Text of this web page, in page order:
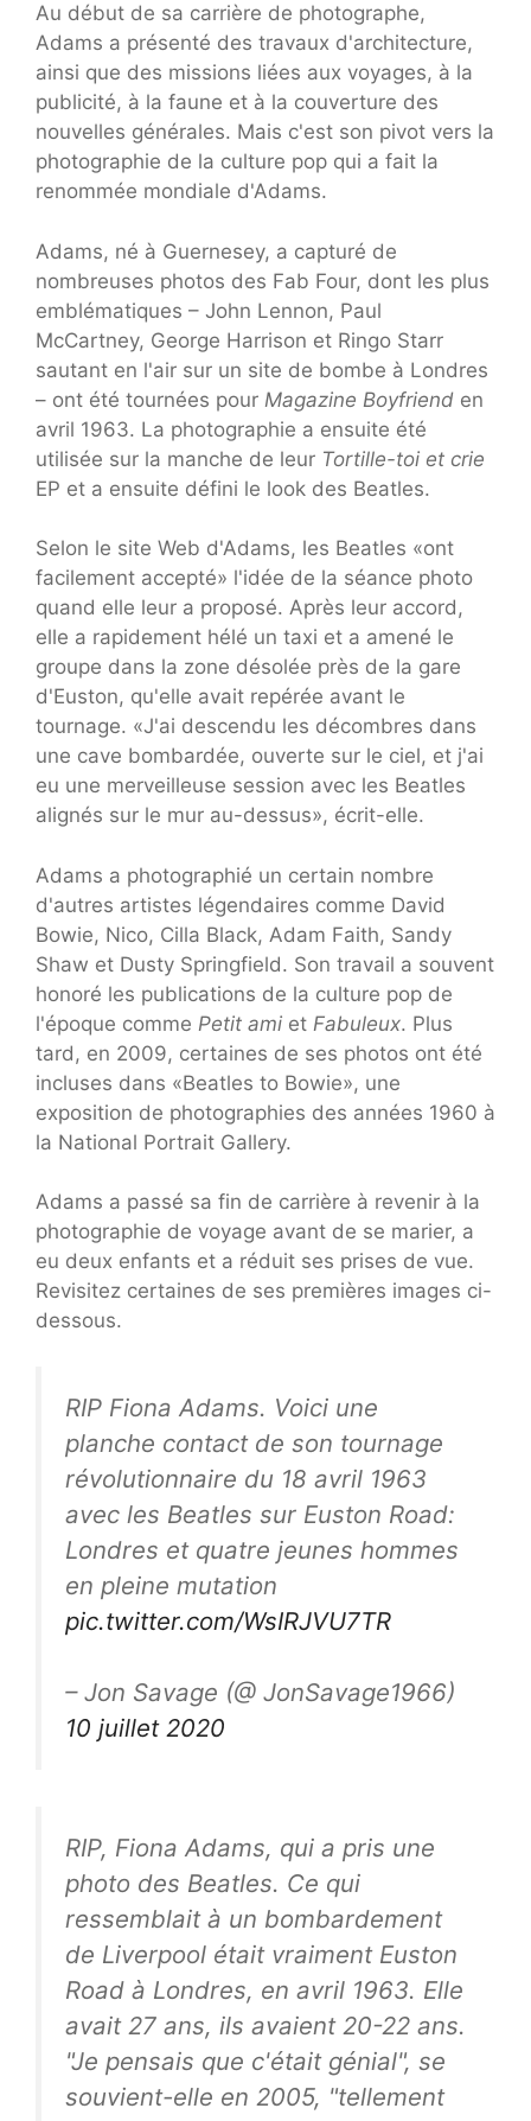
Au début de sa carrière de photographe,
Adams a présenté des travaux d'architecture,
ainsi que des missions liées aux voyages, à la
publicité, à la faune et à la couverture des
nouvelles générales. Mais c'est son pivot vers la
photographie de la culture pop qui a fait la
renommée mondiale d'Adams.
Adams, né à Guernesey, a capturé de
nombreuses photos des Fab Four, dont les plus
emblématiques – John Lennon, Paul
McCartney, George Harrison et Ringo Starr
sautant en l'air sur un site de bombe à Londres
– ont été tournées pour Magazine Boyfriend en
avril 1963. La photographie a ensuite été
utilisée sur la manche de leur Tortille-toi et crie
EP et a ensuite défini le look des Beatles.
Selon le site Web d'Adams, les Beatles «ont
facilement accepté» l'idée de la séance photo
quand elle leur a proposé. Après leur accord,
elle a rapidement hélé un taxi et a amené le
groupe dans la zone désolée près de la gare
d'Euston, qu'elle avait repérée avant le
tournage. «J'ai descendu les décombres dans
une cave bombardée, ouverte sur le ciel, et j'ai
eu une merveilleuse session avec les Beatles
alignés sur le mur au-dessus», écrit-elle.
Adams a photographié un certain nombre
d'autres artistes légendaires comme David
Bowie, Nico, Cilla Black, Adam Faith, Sandy
Shaw et Dusty Springfield. Son travail a souvent
honoré les publications de la culture pop de
l'époque comme Petit ami et Fabuleux. Plus
tard, en 2009, certaines de ses photos ont été
incluses dans «Beatles to Bowie», une
exposition de photographies des années 1960 à
la National Portrait Gallery.
Adams a passé sa fin de carrière à revenir à la
photographie de voyage avant de se marier, a
eu deux enfants et a réduit ses prises de vue.
Revisitez certaines de ses premières images ci-
dessous.
RIP Fiona Adams. Voici une
planche contact de son tournage
révolutionnaire du 18 avril 1963
avec les Beatles sur Euston Road:
Londres et quatre jeunes hommes
en pleine mutation
pic.twitter.com/WsIRJVU7TR
– Jon Savage (@ JonSavage1966)
10 juillet 2020
RIP, Fiona Adams, qui a pris une
photo des Beatles. Ce qui
ressemblait à un bombardement
de Liverpool était vraiment Euston
Road à Londres, en avril 1963. Elle
avait 27 ans, ils avaient 20-22 ans.
"Je pensais que c'était génial", se
souvient-elle en 2005, "tellement